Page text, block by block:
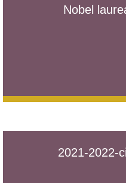
Nobel
2021-2022-